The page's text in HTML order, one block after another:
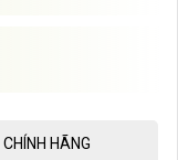
HÃNG